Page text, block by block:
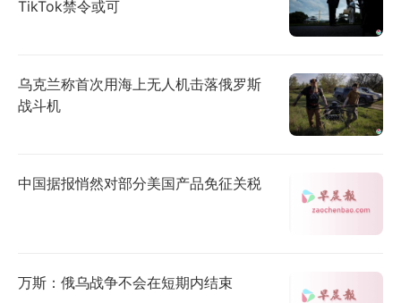
TikTok禁令或可
乌克兰称首次用海上无人机击落俄罗斯
战斗机
中国据报悄然对部分美国产品免征关税
万斯：俄乌战争不会在短期内结束